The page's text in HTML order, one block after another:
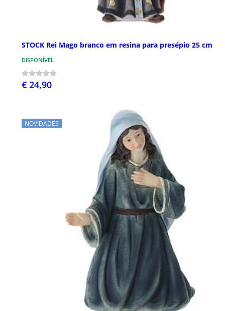
STOCK Rei Mago branco em resina para presépio 25 cm
DISPONÍVEL
€ 24,90
NOVIDADES